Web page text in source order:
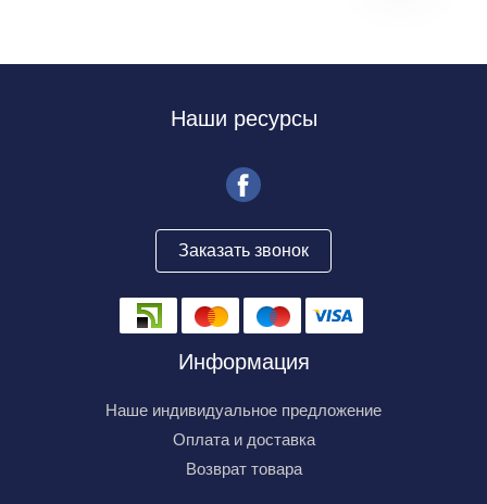
Наши ресурсы
Заказать звонок
Информация
Наше индивидуальное предложение
Оплата и доставка
Возврат товара